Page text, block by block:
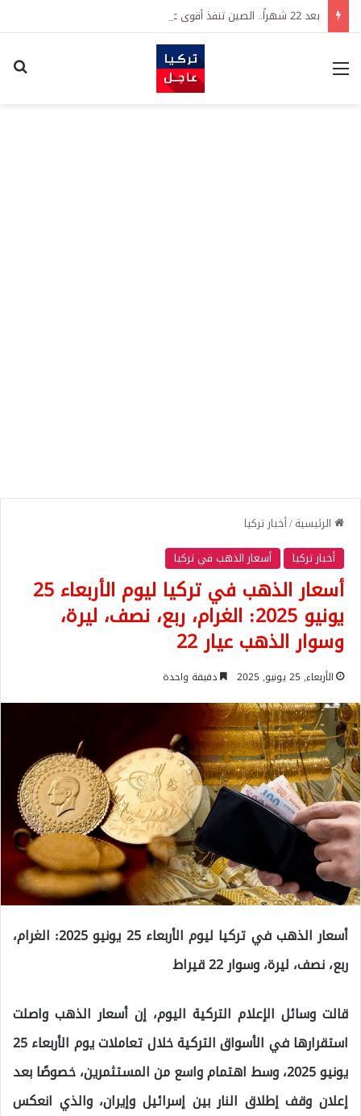
القائمة
الرئيسية/أخبار تركيا
أخبار تركيا
أسعار الذهب في تركيا
أسعار الذهب في تركيا ليوم الأربعاء 25
يونيو 2025: الغرام، ربع، نصف، ليرة،
وسوار الذهب عيار 22
الأربعاء, 25 يونيو, 2025 دقيقة واحدة
أسعار الذهب في تركيا ليوم الأربعاء 25 يونيو 2025: الغرام،
ربع، نصف، ليرة، وسوار 22 قيراط
قالت وسائل الإعلام التركية اليوم، إن أسعار الذهب واصلت
استقرارها في الأسواق التركية خلال تعاملات يوم الأربعاء 25
يونيو 2025، وسط اهتمام واسع من المستثمرين، خصوصًا بعد
إعلان وقف إطلاق النار بين إسرائيل وإيران، والذي انعكس